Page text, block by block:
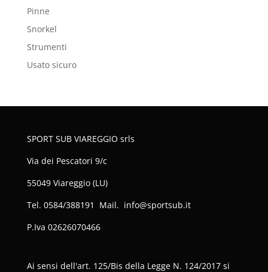
Pinne
Snorkel
Strumenti
Usato sicuro
SPORT SUB VIAREGGIO srls
Via dei Pescatori 9/c
55049 Viareggio (LU)
Tel. 0584/388191 Mail. info@sportsub.it
P.Iva 02626070466
Ai sensi dell'art. 125/Bis della Legge N. 124/2017 si